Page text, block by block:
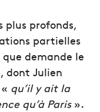
plus profonds,
partielles
que demande le
dont Julien
qu’il y ait la
qu’à Paris».